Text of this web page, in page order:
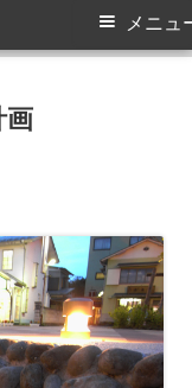
通信
メニュ
ープ計画 への